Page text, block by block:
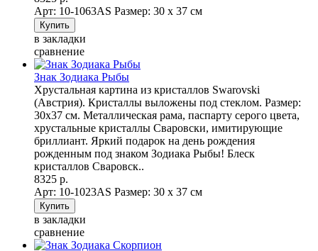
Арт: 10-1063AS Размер: 30 х 37 см
в закладки
сравнение
Знак Зодиака Рыбы
Хрустальная картина из кристаллов Swarovski
(Австрия). Кристаллы выложены под стеклом. Размер:
30х37 см. Металлическая рама, паспарту серого цвета,
хрустальные кристаллы Сваровски, имитирующие
бриллиант. Яркий подарок на день рождения
рожденным под знаком Зодиака Рыбы! Блеск
кристаллов Сваровск..
8325 р.
Арт: 10-1023AS Размер: 30 х 37 см
в закладки
сравнение